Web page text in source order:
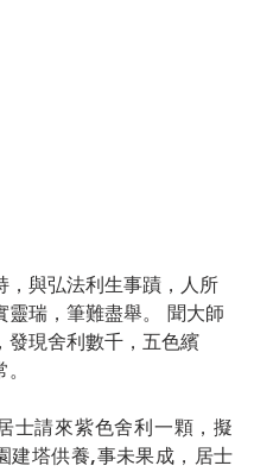
，與弘法利生事蹟，人所
靈瑞，筆難盡舉。 聞大師
發現舍利數千，五色繽
。
士請來紫色舍利一顆，擬
建塔供養,事未果成，居士